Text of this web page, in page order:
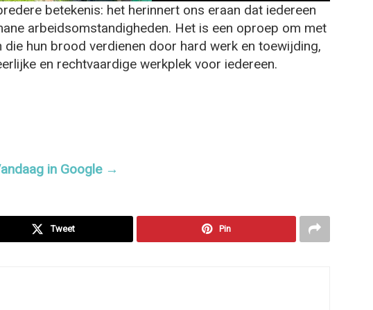
i
d
betekenis: het herinnert ons eraan dat iedereen
arbeidsomstandigheden. Het is een oproep om met
hun brood verdienen door hard werk en toewijding,
en rechtvaardige werkplek voor iedereen.
in Google →
Tweet Pin